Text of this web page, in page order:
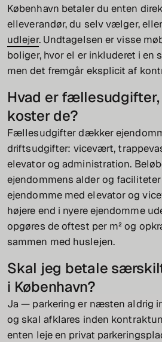
København betaler du enten
elleverandør, du selv vælger,
udlejer. Undtagelsen er visse
boliger, hvor el er inkluderet i en
men det fremgår eksplicit af
Hvad er fællesudgifter,
koster de?
Fællesudgifter dækker
driftsudgifter: vicevært,
elevator og administration.
ejendommens alder og
ejendomme med elevator og
højere end i nyere ejendomme
opgøres de oftest per m² og
sammen med huslejen.
Skal jeg betale
i København?
Ja — parkering er næsten aldrig
og skal afklares inden
enten leje en privat